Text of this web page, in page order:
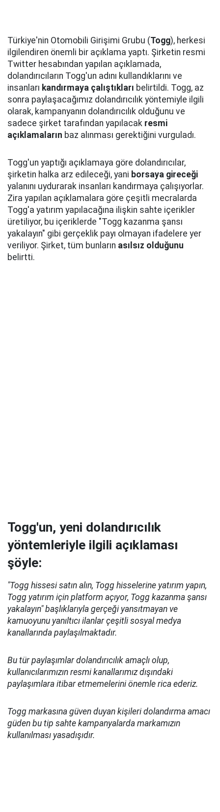
Türkiye'nin Otomobili Girişimi Grubu (Togg), herkesi
ilgilendiren önemli bir açıklama yaptı. Şirketin resmi
Twitter hesabından yapılan açıklamada,
dolandırıcıların Togg'un adını kullandıklarını ve
insanları kandırmaya çalıştıkları belirtildi. Togg, az
sonra paylaşacağımız dolandırıcılık yöntemiyle ilgili
olarak, kampanyanın dolandırıcılık olduğunu ve
sadece şirket tarafından yapılacak resmi
açıklamaların baz alınması gerektiğini vurguladı.
Togg'un yaptığı açıklamaya göre dolandırıcılar,
şirketin halka arz edileceği, yani borsaya gireceği
yalanını uydurarak insanları kandırmaya çalışıyorlar.
Zira yapılan açıklamalara göre çeşitli mecralarda
Togg'a yatırım yapılacağına ilişkin sahte içerikler
üretiliyor, bu içeriklerde "Togg kazanma şansı
yakalayın" gibi gerçeklik payı olmayan ifadelere yer
veriliyor. Şirket, tüm bunların asılsız olduğunu
belirtti.
Togg'un, yeni dolandırıcılık
yöntemleriyle ilgili açıklaması
şöyle:
"Togg hissesi satın alın, Togg hisselerine yatırım yapın,
Togg yatırım için platform açıyor, Togg kazanma şansı
yakalayın" başlıklarıyla gerçeği yansıtmayan ve
kamuoyunu yanıltıcı ilanlar çeşitli sosyal medya
kanallarında paylaşılmaktadır.
Bu tür paylaşımlar dolandırıcılık amaçlı olup,
kullanıcılarımızın resmi kanallarımız dışındaki
paylaşımlara itibar etmemelerini önemle rica ederiz.
Togg markasına güven duyan kişileri dolandırma amacı
güden bu tip sahte kampanyalarda markamızın
kullanılması yasadışıdır.